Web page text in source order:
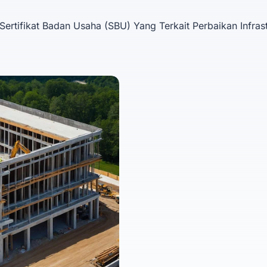
Badan Usaha (SBU) Yang Terkait Perbaikan